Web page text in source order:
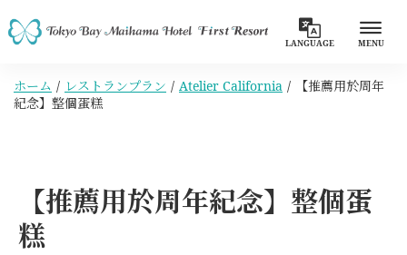
LANGUAGE MENU
ホーム レストランプラン Atelier California
【推薦用於周年
紀念】整個蛋糕
【推薦用於周年紀念】整個蛋
糕